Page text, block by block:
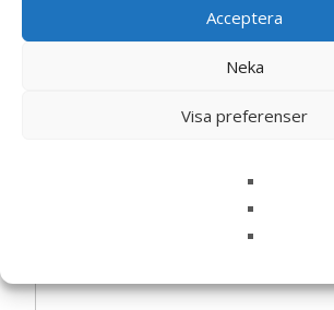
Acceptera
Neka
Visa preferenser
Det finns inga recensioner än.
Bli först med att recensera
Din e-postadress kommer inte publiceras.